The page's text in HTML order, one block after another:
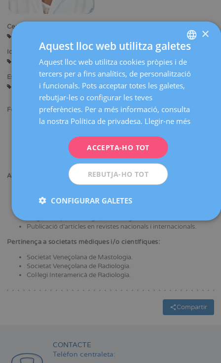
Centres:
Idiomes:
Anglès
Especialitats:
Diagnòstic Ginecològic per la Imatge
Formació acadèmica:
Llicenciada en Medicina. Facultat de Medicina. Escola “Luis
Diploma d'especialització/diploma de postgrau Patologia
Mamària i Senología. Universitat de Barcelona.
Ecografia clínica.
Activitat científica:
Presentació de comunicacions i pòsters en congressos
Publicació d'articles en revistes nacionals i internacionals.
Pertinença a societats mèdiques i/o científiques:
Societat Veneçolana de Mastologia.
Societat Veneçolana de Radiologia.
Col·legi Interamericà de Radiologia.
Compartir
CONTACTE
Telèfon centraleta:
SPANISH
CATALÀ
FRENCH
×
Aquest lloc web utilitza galetes
Aquest lloc web utilitza cookies pròpies i de
tercers per a fins analítics, de personalització
i funcionals. Pots acceptar totes les galetes,
rebutjar-les o configurar les teves
preferències. Per a més informació, consulta
la nostra Política de privadesa. Llegir-ne més
ACCEPTA-HO TOT
REBUTJA-HO TOT
CONFIGURAR GALETES